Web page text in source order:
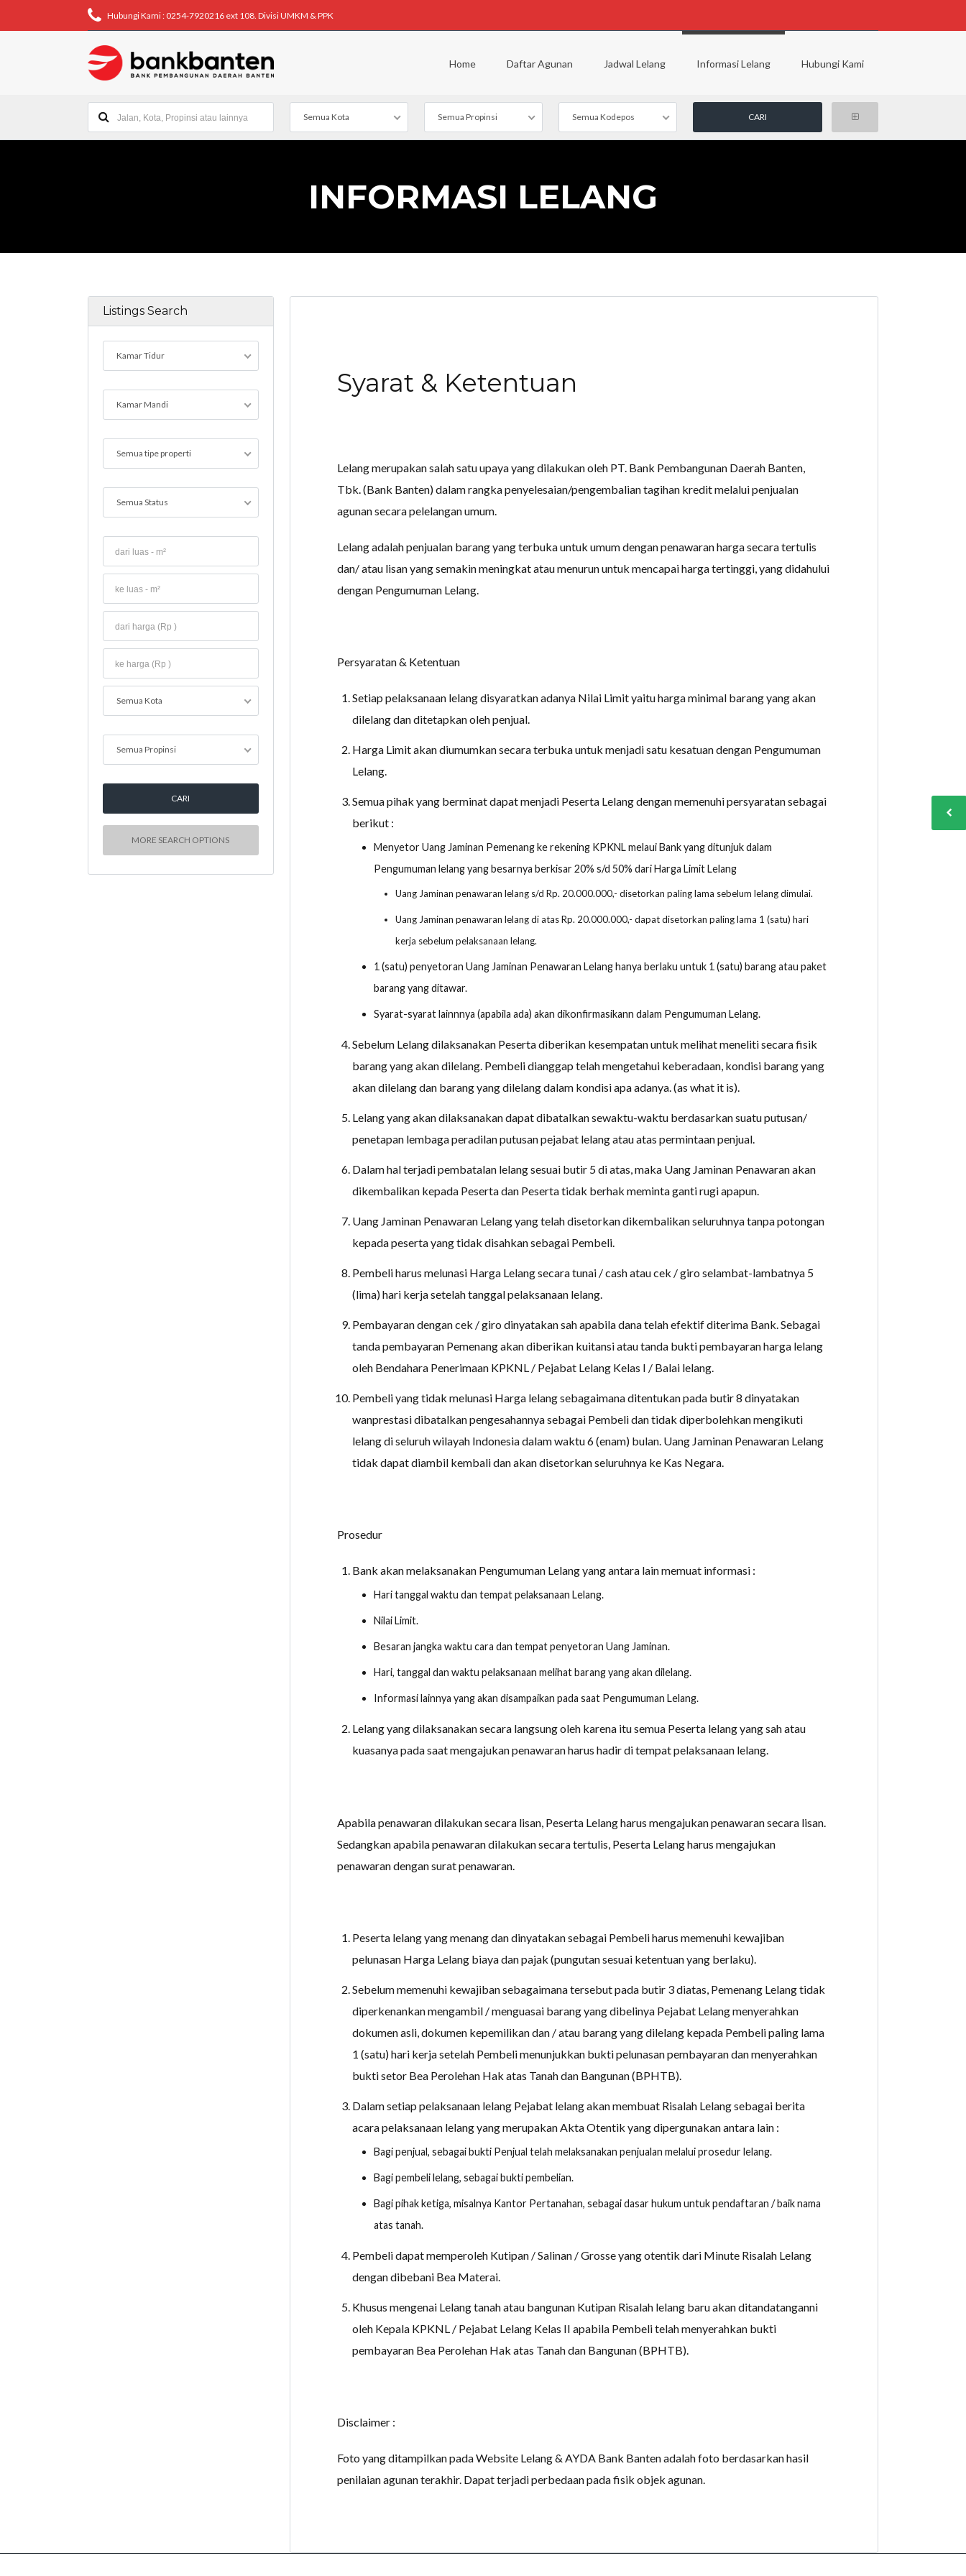
Hubungi Kami : 0254-7920216 ext 108. Divisi UMKM & PPK
Home Daftar Agunan Jadwal Lelang Informasi Lelang Hubungi Kami
Semua Kota Semua Propinsi Semua Kodepos
INFORMASI LELANG
Listings Search
Kamar Tidur
Kamar Mandi
Semua tipe properti
Semua Status
Semua Kota
Semua Propinsi
MORE SEARCH OPTIONS
Syarat & Ketentuan
Lelang merupakan salah satu upaya yang dilakukan oleh PT. Bank Pembangunan Daerah Banten,
Tbk. (Bank Banten) dalam rangka penyelesaian/pengembalian tagihan kredit melalui penjualan
agunan secara pelelangan umum.
Lelang adalah penjualan barang yang terbuka untuk umum dengan penawaran harga secara tertulis
dan/ atau lisan yang semakin meningkat atau menurun untuk mencapai harga tertinggi, yang didahului
dengan Pengumuman Lelang.
Persyaratan & Ketentuan
Setiap pelaksanaan lelang disyaratkan adanya Nilai Limit yaitu harga minimal barang yang akan
dilelang dan ditetapkan oleh penjual.
Harga Limit akan diumumkan secara terbuka untuk menjadi satu kesatuan dengan Pengumuman
Lelang.
Semua pihak yang berminat dapat menjadi Peserta Lelang dengan memenuhi persyaratan sebagai
berikut :
Menyetor Uang Jaminan Pemenang ke rekening KPKNL melaui Bank yang ditunjuk dalam
Pengumuman lelang yang besarnya berkisar 20% s/d 50% dari Harga Limit Lelang
Uang Jaminan penawaran lelang s/d Rp. 20.000.000,- disetorkan paling lama sebelum lelang dimulai.
Uang Jaminan penawaran lelang di atas Rp. 20.000.000,- dapat disetorkan paling lama 1 (satu) hari
kerja sebelum pelaksanaan lelang.
1 (satu) penyetoran Uang Jaminan Penawaran Lelang hanya berlaku untuk 1 (satu) barang atau paket
barang yang ditawar.
Syarat-syarat lainnnya (apabila ada) akan dikonfirmasikann dalam Pengumuman Lelang.
Sebelum Lelang dilaksanakan Peserta diberikan kesempatan untuk melihat meneliti secara fisik
barang yang akan dilelang. Pembeli dianggap telah mengetahui keberadaan, kondisi barang yang
akan dilelang dan barang yang dilelang dalam kondisi apa adanya. (as what it is).
Lelang yang akan dilaksanakan dapat dibatalkan sewaktu-waktu berdasarkan suatu putusan/
penetapan lembaga peradilan putusan pejabat lelang atau atas permintaan penjual.
Dalam hal terjadi pembatalan lelang sesuai butir 5 di atas, maka Uang Jaminan Penawaran akan
dikembalikan kepada Peserta dan Peserta tidak berhak meminta ganti rugi apapun.
Uang Jaminan Penawaran Lelang yang telah disetorkan dikembalikan seluruhnya tanpa potongan
kepada peserta yang tidak disahkan sebagai Pembeli.
Pembeli harus melunasi Harga Lelang secara tunai / cash atau cek / giro selambat-lambatnya 5
(lima) hari kerja setelah tanggal pelaksanaan lelang.
Pembayaran dengan cek / giro dinyatakan sah apabila dana telah efektif diterima Bank. Sebagai
tanda pembayaran Pemenang akan diberikan kuitansi atau tanda bukti pembayaran harga lelang
oleh Bendahara Penerimaan KPKNL / Pejabat Lelang Kelas I / Balai lelang.
Pembeli yang tidak melunasi Harga lelang sebagaimana ditentukan pada butir 8 dinyatakan
wanprestasi dibatalkan pengesahannya sebagai Pembeli dan tidak diperbolehkan mengikuti
lelang di seluruh wilayah Indonesia dalam waktu 6 (enam) bulan. Uang Jaminan Penawaran Lelang
tidak dapat diambil kembali dan akan disetorkan seluruhnya ke Kas Negara.
Prosedur
Bank akan melaksanakan Pengumuman Lelang yang antara lain memuat informasi :
Hari tanggal waktu dan tempat pelaksanaan Lelang.
Nilai Limit.
Besaran jangka waktu cara dan tempat penyetoran Uang Jaminan.
Hari, tanggal dan waktu pelaksanaan melihat barang yang akan dilelang.
Informasi lainnya yang akan disampaikan pada saat Pengumuman Lelang.
Lelang yang dilaksanakan secara langsung oleh karena itu semua Peserta lelang yang sah atau
kuasanya pada saat mengajukan penawaran harus hadir di tempat pelaksanaan lelang.
Apabila penawaran dilakukan secara lisan, Peserta Lelang harus mengajukan penawaran secara lisan.
Sedangkan apabila penawaran dilakukan secara tertulis, Peserta Lelang harus mengajukan
penawaran dengan surat penawaran.
Peserta lelang yang menang dan dinyatakan sebagai Pembeli harus memenuhi kewajiban
pelunasan Harga Lelang biaya dan pajak (pungutan sesuai ketentuan yang berlaku).
Sebelum memenuhi kewajiban sebagaimana tersebut pada butir 3 diatas, Pemenang Lelang tidak
diperkenankan mengambil / menguasai barang yang dibelinya Pejabat Lelang menyerahkan
dokumen asli, dokumen kepemilikan dan / atau barang yang dilelang kepada Pembeli paling lama
1 (satu) hari kerja setelah Pembeli menunjukkan bukti pelunasan pembayaran dan menyerahkan
bukti setor Bea Perolehan Hak atas Tanah dan Bangunan (BPHTB).
Dalam setiap pelaksanaan lelang Pejabat lelang akan membuat Risalah Lelang sebagai berita
acara pelaksanaan lelang yang merupakan Akta Otentik yang dipergunakan antara lain :
Bagi penjual, sebagai bukti Penjual telah melaksanakan penjualan melalui prosedur lelang.
Bagi pembeli lelang, sebagai bukti pembelian.
Bagi pihak ketiga, misalnya Kantor Pertanahan, sebagai dasar hukum untuk pendaftaran / baik nama
atas tanah.
Pembeli dapat memperoleh Kutipan / Salinan / Grosse yang otentik dari Minute Risalah Lelang
dengan dibebani Bea Materai.
Khusus mengenai Lelang tanah atau bangunan Kutipan Risalah lelang baru akan ditandatanganni
oleh Kepala KPKNL / Pejabat Lelang Kelas II apabila Pembeli telah menyerahkan bukti
pembayaran Bea Perolehan Hak atas Tanah dan Bangunan (BPHTB).
Disclaimer :
Foto yang ditampilkan pada Website Lelang & AYDA Bank Banten adalah foto berdasarkan hasil
penilaian agunan terakhir. Dapat terjadi perbedaan pada fisik objek agunan.